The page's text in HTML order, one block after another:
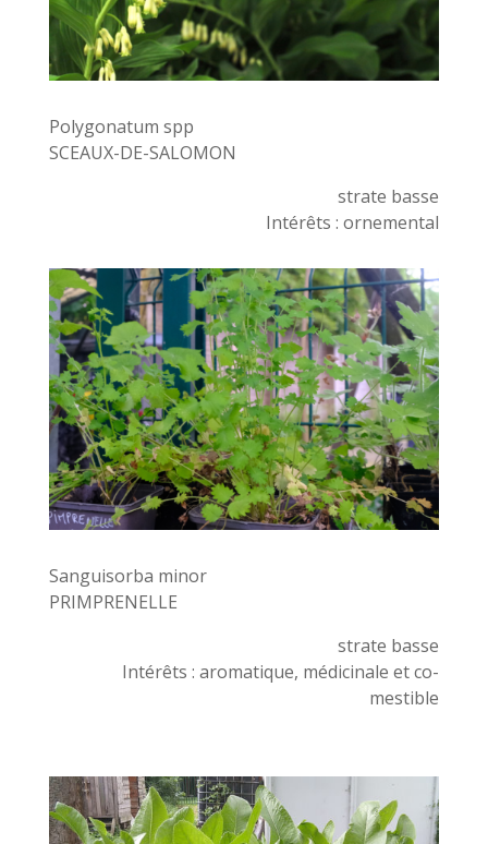
Polygonatum spp
SCEAUX-DE-SALOMON
strate basse
Intérêts : ornemental
Sanguisorba minor
PRIMPRENELLE
strate basse
Intérêts : aromatique, médicinale et co-
mestible